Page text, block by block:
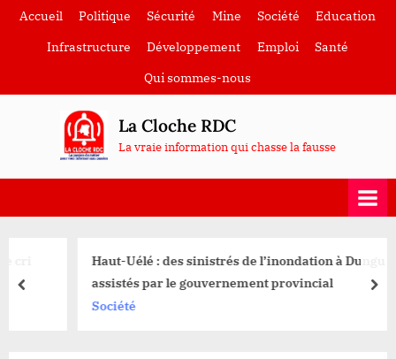
SkipAccueil Politique Sécurité Mine Société
Education
Infrastructure
Développement Emploi
Santé
Qui sommes-nous
La Cloche RDC
La vraie information qui chasse la fausse
Haut-Uélé : des sinistrés de l’inondation à Dungu
assistés par le gouvernement provincial
prev